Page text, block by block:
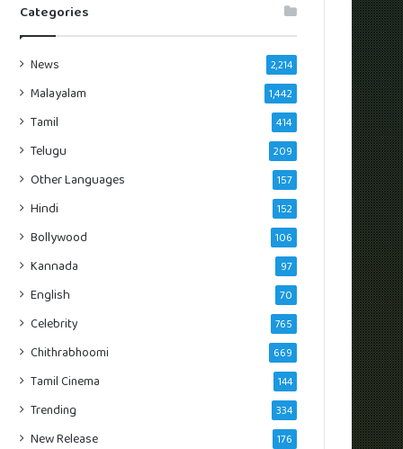
Categories
News 2,214
Malayalam 1,442
Tamil 414
Telugu 209
Other Languages 157
Hindi 152
Bollywood 106
Kannada 97
English 70
Celebrity 765
Chithrabhoomi 669
Tamil Cinema 144
Trending 334
New Release 176